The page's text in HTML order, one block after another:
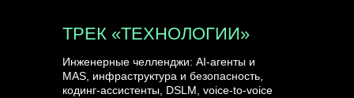
Инженерные челленджи: AI-агенты и
MAS, инфраструктура и безопасность,
кодинг-ассистенты, DSLM, voice-to-voice
ТРЕК «ТЕХНОЛОГИИ»